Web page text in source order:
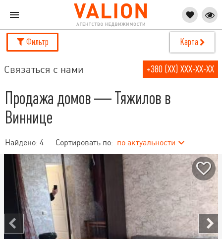
Фильтр Карта
Связаться с нами +380 (XX) XXX-XX-XX
Продажа домов — Тяжилов в
Виннице
Найдено: 4 Сортировать по: по актуальности